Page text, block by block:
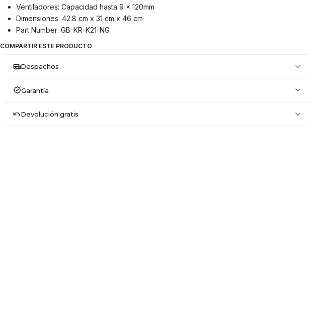
Ventiladores: Capacidad hasta 9 x 120mm
Dimensiones: 42.8 cm x 31 cm x 46 cm
Part Number: GB-KR-K21-NG
COMPARTIR ESTE PRODUCTO
Despachos
Garantía
Devolución gratis